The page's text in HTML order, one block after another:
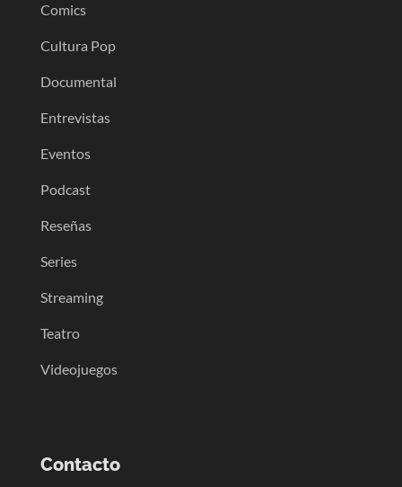
Comics
Cultura Pop
Documental
Entrevistas
Eventos
Podcast
Reseñas
Series
Streaming
Teatro
Videojuegos
Contacto